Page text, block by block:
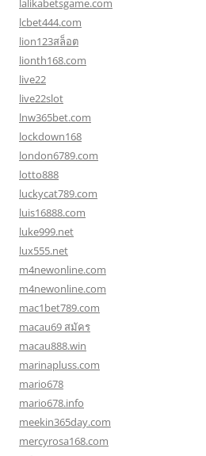
lalikabetsgame.com
lcbet444.com
lion123สล็อต
lionth168.com
live22
live22slot
lnw365bet.com
lockdown168
london6789.com
lotto888
luckycat789.com
luis16888.com
luke999.net
lux555.net
m4newonline.com
m4newonline.com
mac1bet789.com
macau69 สมัคร
macau888.win
marinapluss.com
mario678
mario678.info
meekin365day.com
mercyrosa168.com